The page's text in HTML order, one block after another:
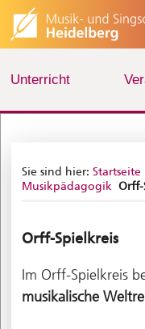
Unterricht
Sie sind hier: Startseite
Musikpädagogik Orff-
Orff-Spielkreis
Im Orff-Spielkreis
musikalische